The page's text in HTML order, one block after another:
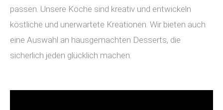
passen. Unsere Köche sind kreativ und entwickeln
köstliche und unerwartete Kreationen. Wir bieten auch
eine Auswahl an hausgemachten Desserts, die
sicherlich jeden glücklich machen.